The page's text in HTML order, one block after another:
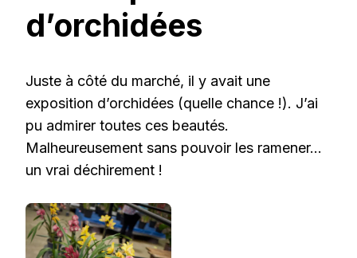
d’orchidées
Juste à côté du marché, il y avait une
exposition d’orchidées (quelle chance !). J’ai
pu admirer toutes ces beautés.
Malheureusement sans pouvoir les ramener…
un vrai déchirement !